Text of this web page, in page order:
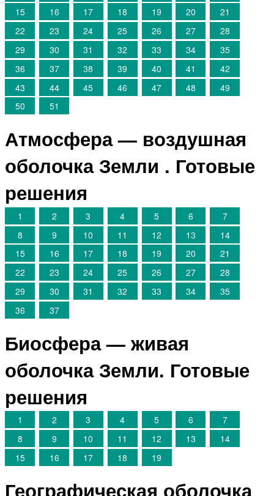
15
16 17 18 19 20
21
22
23 24 25 26 27
28
29
30 31 32 33 34
35
36
37 38 39 40 41
42
43
44 45 46 47 48
49
50
51
Атмосфера — воздушная
оболочка Земли . Готовые
решения
1 2 3 4 5 6
7
8
9 10 11 12 13
14
15
16 17 18 19 20
21
22
23 24 25 26 27
28
29
30 31 32 33 34
35
36
37
Биосфера — живая
оболочка Земли. Готовые
решения
1 2 3 4 5 6
7
8
9 10 11 12 13
14
15
16 17 18 19
Географическая оболочка